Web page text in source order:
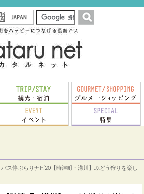
バス停ぶらりナビ20【時津町・溝川】ぶどう狩りを楽し